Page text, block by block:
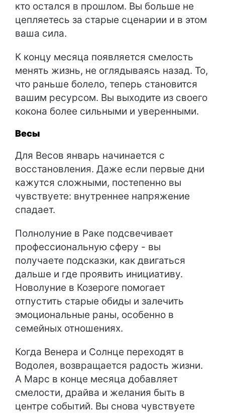
кто остался в прошлом. Вы больше не
цепляетесь за старые сценарии и в этом
ваша сила.
К концу месяца появляется смелость
менять жизнь, не оглядываясь назад. То,
что раньше болело, теперь становится
вашим ресурсом. Вы выходите из своего
кокона более сильными и уверенными.
Весы
Для Весов январь начинается с
восстановления. Даже если первые дни
кажутся сложными, постепенно вы
чувствуете: внутреннее напряжение
спадает.
Полнолуние в Раке подсвечивает
профессиональную сферу - вы
получаете подсказки, как двигаться
дальше и где проявить инициативу.
Новолуние в Козероге помогает
отпустить старые обиды и залечить
эмоциональные раны, особенно в
семейных отношениях.
Когда Венера и Солнце переходят в
Водолея, возвращается радость жизни.
А Марс в конце месяца добавляет
смелости, драйва и желания быть в
центре событий. Вы снова чувствуете